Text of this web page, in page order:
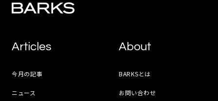
Articles
今月の記事
ニュース
About
BARKSとは
お問い合わせ